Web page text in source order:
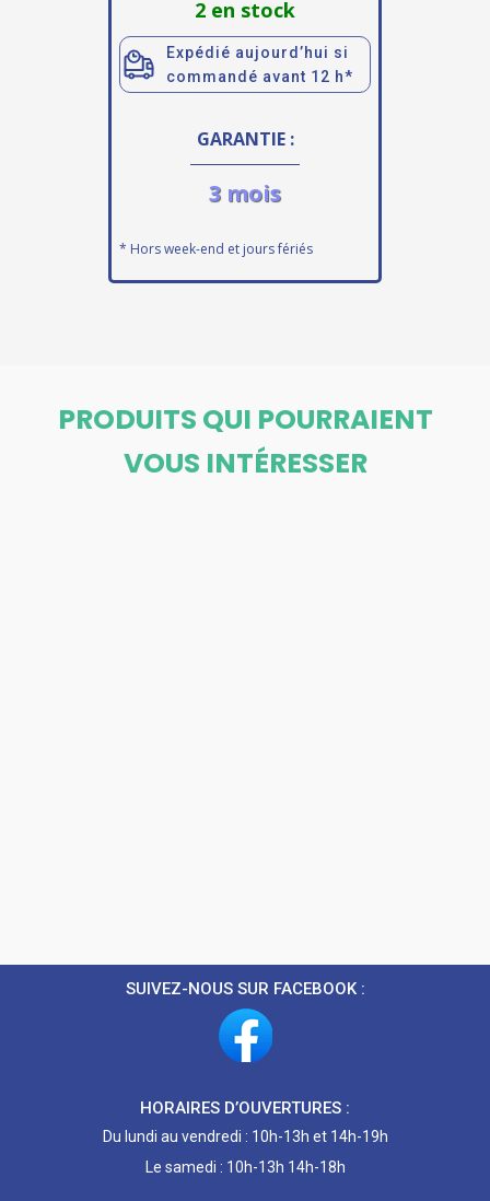
2 en stock
Expédié aujourd’hui si
commandé avant 12 h*
GARANTIE :
3 mois
* Hors week-end et jours fériés
PRODUITS QUI POURRAIENT
VOUS INTÉRESSER
SUIVEZ-NOUS SUR FACEBOOK :
HORAIRES D’OUVERTURES :
Du lundi au vendredi : 10h-13h et 14h-19h
Le samedi : 10h-13h 14h-18h